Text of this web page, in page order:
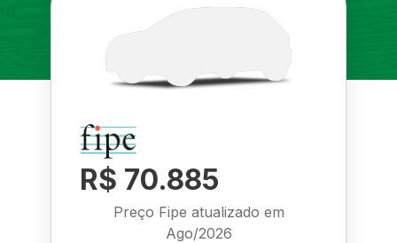
R$ 70.885
Preço Fipe atualizado em
Ago/2026